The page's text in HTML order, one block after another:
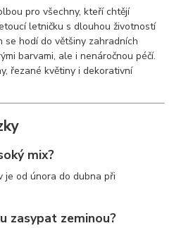
pro všechny, kteří chtějí
letničku s dlouhou životností
se hodí do většiny zahradních
barvami, ale i nenáročnou péčí.
řezané květiny i dekorativní
mix?
je od února do dubna při
zasypat zeminou?